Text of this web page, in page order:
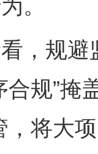
。
规避
合规”掩
，将大